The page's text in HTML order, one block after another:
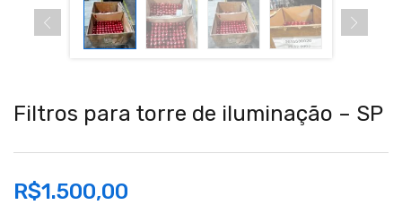
Filtros para torre de iluminação – SP
R$1.500,00